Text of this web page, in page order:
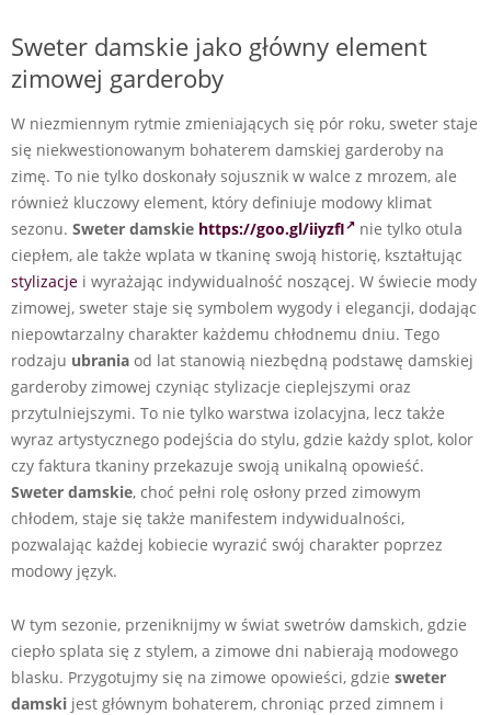
Sweter damskie jako główny element
zimowej garderoby
W niezmiennym rytmie zmieniających się pór roku, sweter staje
się niekwestionowanym bohaterem damskiej garderoby na
zimę. To nie tylko doskonały sojusznik w walce z mrozem, ale
również kluczowy element, który definiuje modowy klimat
sezonu. Sweter damskie https://goo.gl/iiyzfI
nie tylko otula
ciepłem, ale także wplata w tkaninę swoją historię, kształtując
stylizacje i wyrażając indywidualność noszącej. W świecie mody
zimowej, sweter staje się symbolem wygody i elegancji, dodając
niepowtarzalny charakter każdemu chłodnemu dniu. Tego
rodzaju ubrania od lat stanowią niezbędną podstawę damskiej
garderoby zimowej czyniąc stylizacje cieplejszymi oraz
przytulniejszymi. To nie tylko warstwa izolacyjna, lecz także
wyraz artystycznego podejścia do stylu, gdzie każdy splot, kolor
czy faktura tkaniny przekazuje swoją unikalną opowieść.
Sweter damskie, choć pełni rolę osłony przed zimowym
chłodem, staje się także manifestem indywidualności,
pozwalając każdej kobiecie wyrazić swój charakter poprzez
modowy język.
W tym sezonie, przeniknijmy w świat swetrów damskich, gdzie
ciepło splata się z stylem, a zimowe dni nabierają modowego
blasku. Przygotujmy się na zimowe opowieści, gdzie sweter
damski jest głównym bohaterem, chroniąc przed zimnem i